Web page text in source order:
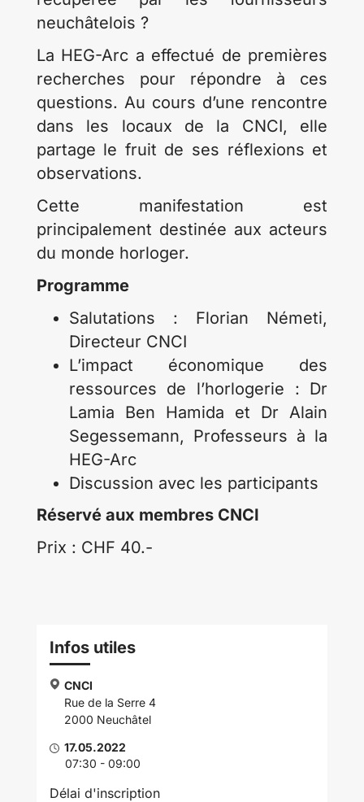
neuchâtelois ?
La HEG-Arc a effectué de premières
recherches pour répondre à ces
questions. Au cours d’une rencontre
dans les locaux de la CNCI, elle
partage le fruit de ses réflexions et
observations.
Cette manifestation est
principalement destinée aux acteurs
du monde horloger.
Programme
Salutations : Florian Németi,
Directeur CNCI
L’impact économique des
ressources de l’horlogerie : Dr
Lamia Ben Hamida et Dr Alain
Segessemann, Professeurs à la
HEG-Arc
Discussion avec les participants
Réservé aux membres CNCI
Prix : CHF 40.-
Infos utiles
CNCI
Rue de la Serre 4
2000 Neuchâtel
17.05.2022
07:30 - 09:00
Délai d'inscription